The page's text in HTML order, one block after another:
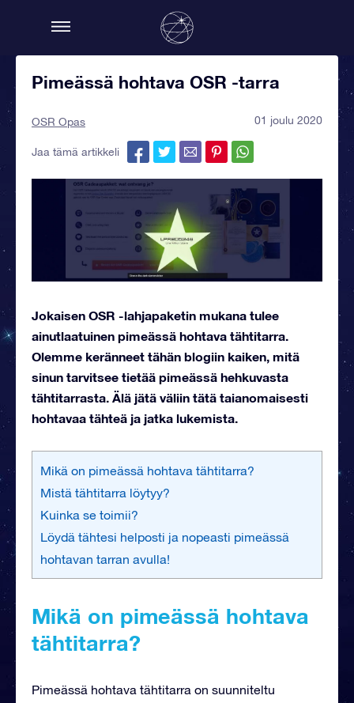
Pimeässä hohtava OSR -tarra
OSR Opas 01 joulu 2020
Jaa tämä artikkeli
Jokaisen OSR -lahjapaketin mukana tulee
ainutlaatuinen pimeässä hohtava tähtitarra.
Olemme keränneet tähän blogiin kaiken, mitä
sinun tarvitsee tietää pimeässä hehkuvasta
tähtitarrasta. Älä jätä väliin tätä taianomaisesti
hohtavaa tähteä ja jatka lukemista.
Mikä on pimeässä hohtava tähtitarra?
Mistä tähtitarra löytyy?
Kuinka se toimii?
Löydä tähtesi helposti ja nopeasti pimeässä
hohtavan tarran avulla!
Mikä on pimeässä hohtava
tähtitarra?
Pimeässä hohtava tähtitarra on suunniteltu